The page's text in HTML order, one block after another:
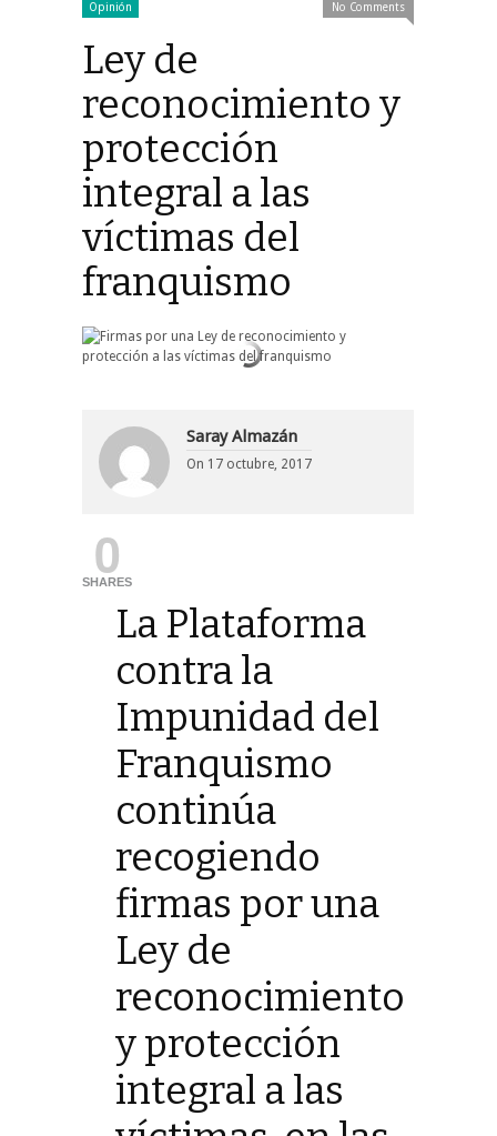
Opinión No Comments
Ley de
reconocimiento y
protección
integral a las
víctimas del
franquismo
Saray Almazán
On 17 octubre, 2017
0
SHARES
La Plataforma
contra la
Impunidad del
Franquismo
continúa
recogiendo
firmas por una
Ley de
reconocimiento
y protección
integral a las